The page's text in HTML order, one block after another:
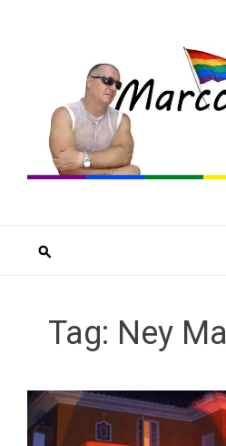
Tag: Ney